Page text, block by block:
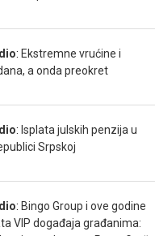
: Ekstremne vrućine i
a onda preokret
: Isplata julskih penzija u
Srpskoj
: Bingo Group i ove godine
VIP događaja građanima: